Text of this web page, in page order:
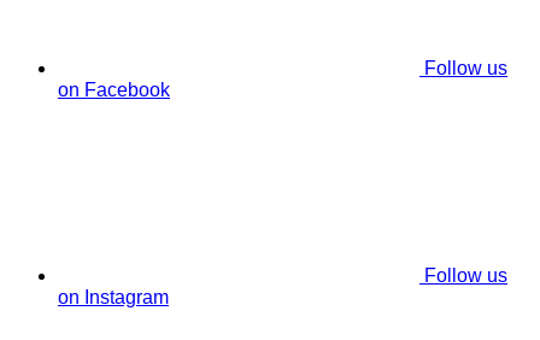
Follow us
on Facebook
Follow us
on Instagram